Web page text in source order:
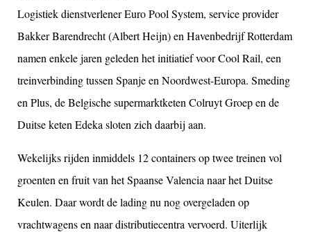
Logistiek dienstverlener Euro Pool System, service provider
Bakker Barendrecht (Albert Heijn) en Havenbedrijf Rotterdam
namen enkele jaren geleden het initiatief voor Cool Rail, een
treinverbinding tussen Spanje en Noordwest-Europa. Smeding
en Plus, de Belgische supermarktketen Colruyt Groep en de
Duitse keten Edeka sloten zich daarbij aan.
Wekelijks rijden inmiddels 12 containers op twee treinen vol
groenten en fruit van het Spaanse Valencia naar het Duitse
Keulen. Daar wordt de lading nu nog overgeladen op
vrachtwagens en naar distributiecentra vervoerd. Uiterlijk